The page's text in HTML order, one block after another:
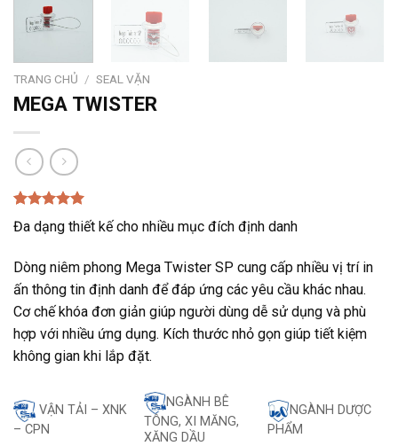
TRANG CHỦ / SEAL VẶN
MEGA TWISTER
5.00 trên 5
dựa trên
1
Đa dạng thiết kế cho nhiều mục đích định danh
Dòng niêm phong Mega Twister SP cung cấp nhiều vị trí in
ấn thông tin định danh để đáp ứng các yêu cầu khác nhau.
Cơ chế khóa đơn giản giúp người dùng dễ sử dụng và phù
hợp với nhiều ứng dụng. Kích thước nhỏ gọn giúp tiết kiệm
không gian khi lắp đặt.
VẬN TẢI – XNK
– CPN
NGÀNH BÊ
TÔNG, XI MĂNG,
XĂNG DẦU
NGÀNH DƯỢC
PHẨM